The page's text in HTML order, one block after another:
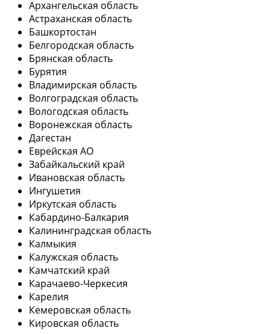
Архангельская область
Астраханская область
Башкортостан
Белгородская область
Брянская область
Бурятия
Владимирская область
Волгоградская область
Вологодская область
Воронежская область
Дагестан
Еврейская АО
Забайкальский край
Ивановская область
Ингушетия
Иркутская область
Кабардино-Балкария
Калининградская область
Калмыкия
Калужская область
Камчатский край
Карачаево-Черкесия
Карелия
Кемеровская область
Кировская область